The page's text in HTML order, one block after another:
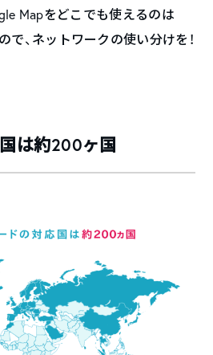
Mapをどこでも使えるのは
で、ネットワークの使い分けを！
は約200ヶ国